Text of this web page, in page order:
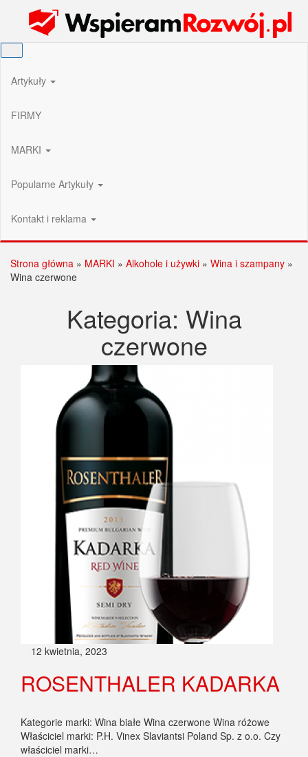
Wspieram Rozwój PL
Artykuły
FIRMY
MARKI
Popularne Artykuły
Kontakt i reklama
Strona główna » MARKI » Alkohole i używki » Wina i szampany »
Wina czerwone
Kategoria: Wina
czerwone
12 kwietnia, 2023
ROSENTHALER KADARKA
Kategorie marki: Wina białe Wina czerwone Wina różowe
Właściciel marki: P.H. Vinex Slaviantsi Poland Sp. z o.o. Czy
właściciel marki…